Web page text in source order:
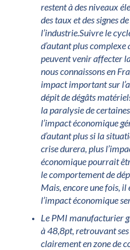
restent à des niveaux
des taux et des signes
l’industrie.Suivre le
d’autant plus complexe
peuvent venir affecter
nous connaissons en
impact important sur
dépit de dégâts
la paralysie de
l’impact économique
d’autant plus si la
crise durera, plus
économique pourrait
le comportement de
Mais, encore une fois,
l’impact économique
Le PMI manufacturier
à 48,8pt, retrouvant
clairement en zone de